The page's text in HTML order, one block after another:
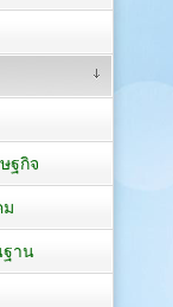
ฐกิจ
ม
ฐาน